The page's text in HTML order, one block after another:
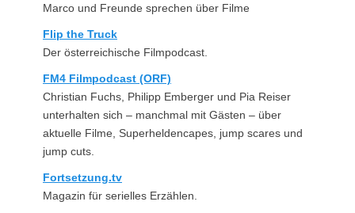
Marco und Freunde sprechen über Filme
Flip the Truck
Der österreichische Filmpodcast.
FM4 Filmpodcast (ORF)
Christian Fuchs, Philipp Emberger und Pia Reiser
unterhalten sich – manchmal mit Gästen – über
aktuelle Filme, Superheldencapes, jump scares und
jump cuts.
Fortsetzung.tv
Magazin für serielles Erzählen.